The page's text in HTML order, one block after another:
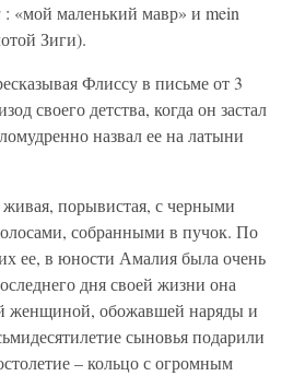
: «мой маленький мавр» и mein
Зиги).
Флиссу в письме от 3
своего детства, когда он застал
назвал ее на латыни
живая, порывистая, с черными
собранными в пучок. По
ее, в юности Амалия была очень
дня своей жизни она
женщиной, обожавшей наряды и
сыновья подарили
– кольцо с огромным